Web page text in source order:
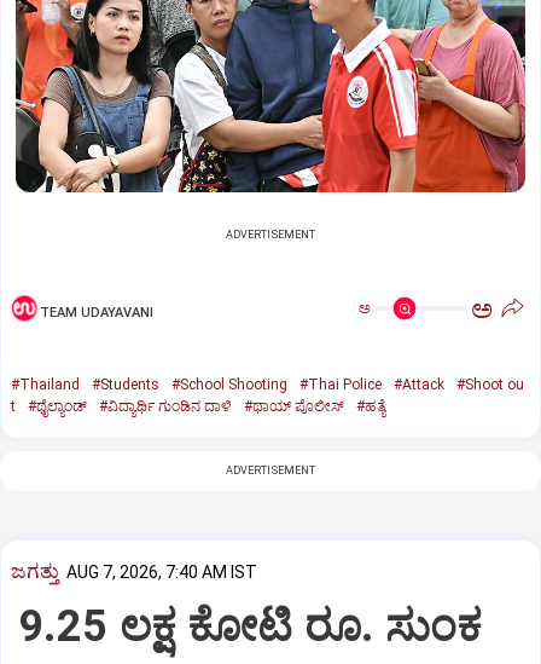
ADVERTISEMENT
TEAM UDAYAVANI ಅ ಅ
#Thailand #Students #School Shooting #Thai Police #Attack
#Shoot ou
t
#ಥೈಲ್ಯಾಂಡ್‌ #ವಿದ್ಯಾರ್ಥಿ ಗುಂಡಿನ ದಾಳಿ #ಥಾಯ್‌ ಪೊಲೀಸ್‌ #ಹತ್ಯೆ
ADVERTISEMENT
ಜಗತ್ತು AUG 7, 2026, 7:40 AM IST
9.25 ಲಕ್ಷ ಕೋಟಿ ರೂ. ಸುಂಕ